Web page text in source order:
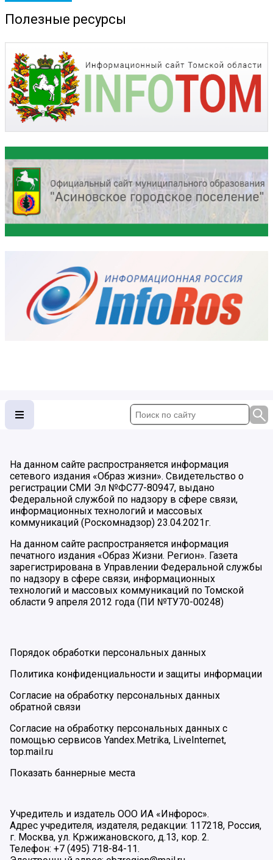
Полезные ресурсы
На данном сайте распространяется информация
сетевого издания «Образ жизни». Свидетельство о
регистрации СМИ Эл №ФС77-80947, выдано
Федеральной службой по надзору в сфере связи,
информационных технологий и массовых
коммуникаций (Роскомнадзор) 23.04.2021г.
На данном сайте распространяется информация
печатного издания «Образ Жизни. Регион». Газета
зарегистрирована в Управлении Федеральной службы
по надзору в сфере связи, информационных
технологий и массовых коммуникаций по Томской
области 9 апреля 2012 года (ПИ №ТУ70-00248)
Порядок обработки персональных данных
Политика конфиденциальности и защиты информации
Согласие на обработку персональных данных
обратной связи
Согласие на обработку персональных данных с
помощью сервисов Yandex.Metrika, LiveInternet,
top.mail.ru
Показать баннерные места
Учредитель и издатель ООО ИА «Инфорос».
Адрес учредителя, издателя, редакции: 117218, Россия,
г. Москва, ул. Кржижановского, д.13, кор. 2.
Телефон: +7 (495) 718-84-11.